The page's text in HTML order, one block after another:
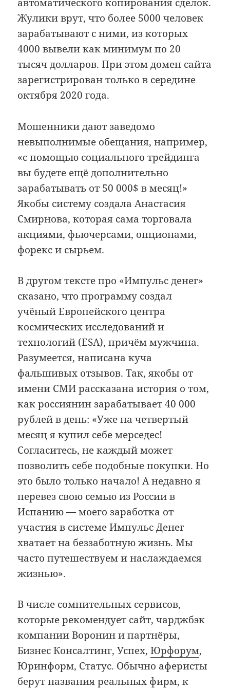
автоматического копирования сделок.
Жулики врут, что более 5000 человек
зaрaбaтывaют с ними, из которых
4000 вывели как минимум по 20
тысяч долларов. При этом домен сайта
зарегистрирован только в середине
октября 2020 года.
Мошенники дают заведомо
невыполнимые обещания, например,
«с помощью социального трейдинга
вы будете ещё дополнительно
зарабатывать от 50 000$ в месяц!»
Якобы систему создала Анастасия
Смирнова, которая сама торговала
акциями, фьючерсами, опционами,
форекс и сырьем.
В другом тексте про «Импульс денег»
сказано, что программу создал
учёный Европейского центра
космических исследований и
технологий (ESA), причём мужчина.
Разумеется, написана куча
фальшивых отзывов. Так, якобы от
имени СМИ рассказана история о том,
как россиянин зарабатывает 40 000
рублей в день: «Уже на четвертый
месяц я купил себе мерседес!
Согласитесь, не каждый может
позволить себе подобные покупки. Но
это было только начало! А недавно я
перевез свою семью из России в
Испанию — моего заработка от
участия в системе Импульс Денег
хватает на беззаботную жизнь. Мы
часто путешествуем и наслаждаемся
жизнью».
В числе сомнительных сервисов,
которые рекомендует сайт, чарджбэк
компании Воронин и партнёры,
Бизнес Консалтинг, Успех,Юрфорум,
Юринформ, Статус. Обычно аферисты
берут названия реальных фирм, к